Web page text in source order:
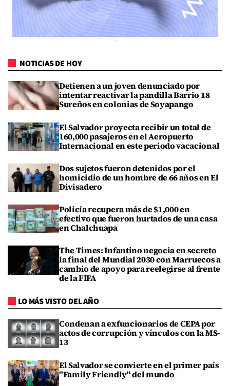
NOTICIAS DE HOY
Detienen a un joven denunciado por
intentar reactivar la pandilla Barrio 18
Sureños en colonias de Soyapango
El Salvador proyecta recibir un total de
160,000 pasajeros en el Aeropuerto
Internacional en este periodo vacacional
Dos sujetos fueron detenidos por el
homicidio de un hombre de 66 años en El
Divisadero
Policía recupera más de $1,000 en
efectivo que fueron hurtados de una casa
en Chalchuapa
The Times: Infantino negocia en secreto
la final del Mundial 2030 con Marruecos a
cambio de apoyo para reelegirse al frente
de la FIFA
LO MÁS VISTO DEL AÑO
Condenan a exfuncionarios de CEPA por
actos de corrupción y vínculos con la MS-
13
El Salvador se convierte en el primer país
"Family Friendly" del mundo